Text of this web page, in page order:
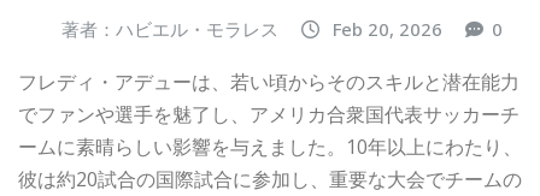
著者：ハビエル・モラレス Feb 20, 2026 0
フレディ・アデューは、若い頃からそのスキルと潜在能力
でファンや選手を魅了し、アメリカ合衆国代表サッカーチ
ームに素晴らしい影響を与えました。10年以上にわたり、
彼は約20試合の国際試合に参加し、重要な大会でチームの